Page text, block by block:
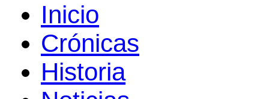
Inicio
Crónicas
Historia